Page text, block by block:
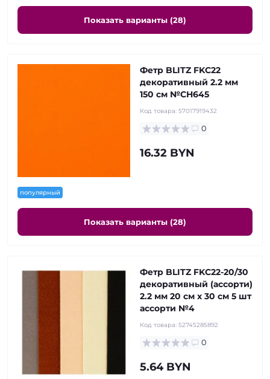
Показать варианты (28)
популярный
Фетр BLITZ FKC22
декоративный 2.2 мм
150 см №СН645
Код товара: 57017919432
0
16.32 BYN
Показать варианты (28)
Фетр BLITZ FKC22-20/30
декоративный (ассорти)
2.2 мм 20 см х 30 см 5 шт
ассорти №4
Код товара: 52745285892
0
5.64 BYN